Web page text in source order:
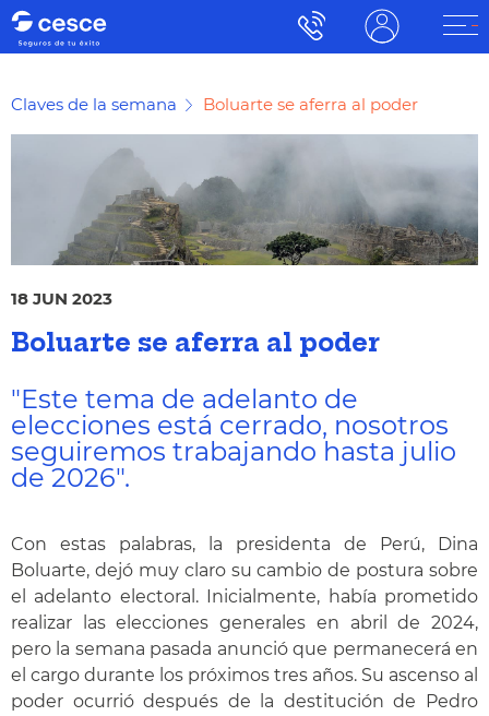
Claves de la semana Boluarte se aferra al poder
18 JUN 2023
Boluarte se aferra al poder
"Este tema de adelanto de
elecciones está cerrado, nosotros
seguiremos trabajando hasta julio
de 2026".
Con estas palabras, la presidenta de Perú, Dina
Boluarte, dejó muy claro su cambio de postura sobre
el adelanto electoral. Inicialmente, había prometido
realizar las elecciones generales en abril de 2024,
pero la semana pasada anunció que permanecerá en
el cargo durante los próximos tres años. Su ascenso al
poder ocurrió después de la destitución de Pedro